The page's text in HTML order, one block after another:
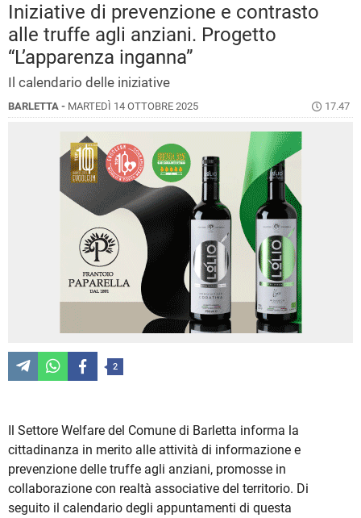
Iniziative di prevenzione e contrasto
alle truffe agli anziani. Progetto
“L’apparenza inganna”
Il calendario delle iniziative
BARLETTA - MARTEDÌ 14 OTTOBRE 2025 17.47
2
Il Settore Welfare del Comune di Barletta informa la
cittadinanza in merito alle attività di informazione e
prevenzione delle truffe agli anziani, promosse in
collaborazione con realtà associative del territorio. Di
seguito il calendario degli appuntamenti di questa